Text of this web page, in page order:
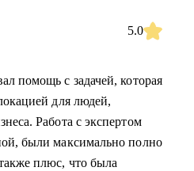
5.0
помощь с задачей, которая
для людей,
Работа с экспертом
были максимально полно
плюс, что была